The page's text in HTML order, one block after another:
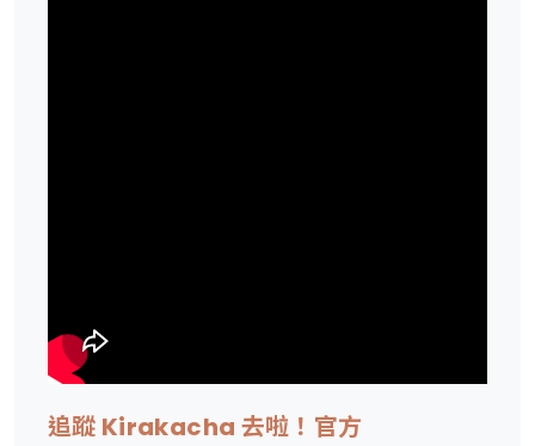
追蹤 Kirakacha 去啦！官方